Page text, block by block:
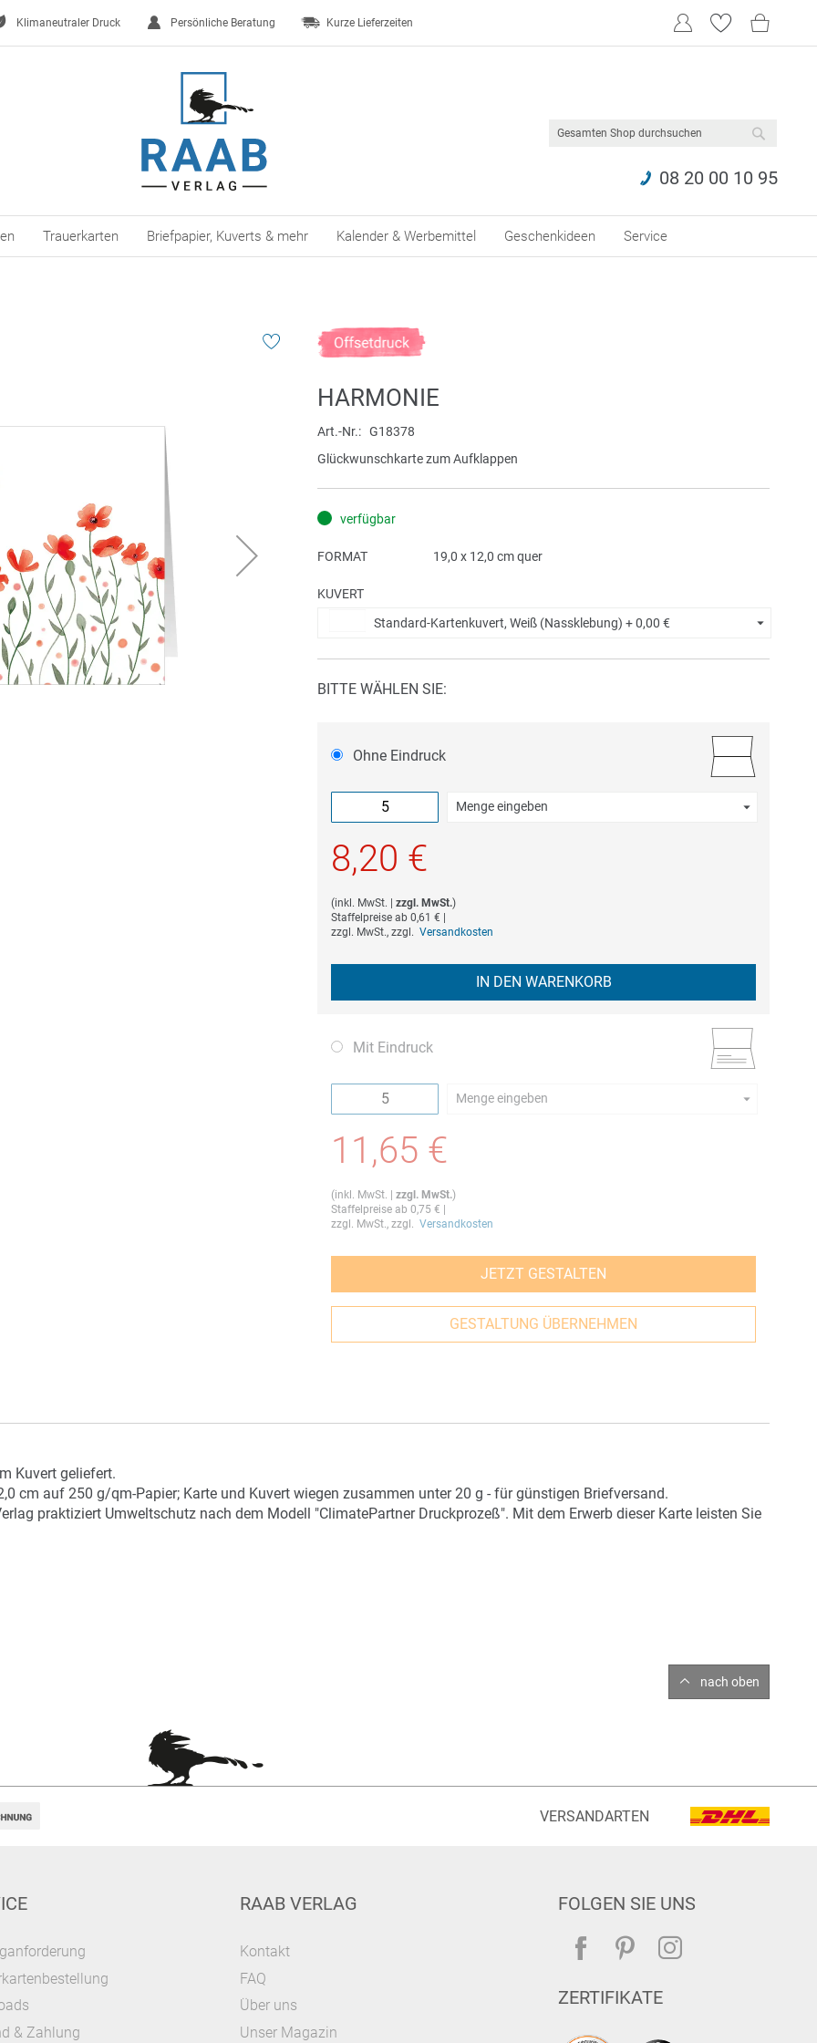
Klimaneutraler Druck Persönliche Beratung Kurze Lieferzeiten
08 20 00 10 95
Trauerkarten Briefpapier, Kuverts & mehr Kalender & Werbemittel Geschenkideen Service
HARMONIE
Art.-Nr.
G18378
Glückwunschkarte zum Aufklappen
verfügbar
FORMAT 19,0 x 12,0 cm quer
KUVERT
Standard-Kartenkuvert, Weiß (Nassklebung) +0,00 €
BITTE WÄHLEN SIE:
Ohne Eindruck
Menge eingeben
8,20 €
(inkl. MwSt. | zzgl. MwSt.)
Staffelpreise ab 0,61 € |
zzgl. MwSt., zzgl. Versandkosten
IN DEN WARENKORB
Mit Eindruck
Menge eingeben
11,65 €
(inkl. MwSt. | zzgl. MwSt.)
Staffelpreise ab 0,75 € |
zzgl. MwSt., zzgl. Versandkosten
JETZT GESTALTEN
GESTALTUNG ÜBERNEHMEN
Kuvert geliefert.
cm auf 250 g/qm-Papier; Karte und Kuvert wiegen zusammen unter 20 g - für günstigen Briefversand.
praktiziert Umweltschutz nach dem Modell "ClimatePartner Druckprozeß". Mit dem Erwerb dieser Karte leisten Sie
nach oben
VERSANDARTEN
& Zahlung
RAAB VERLAG
Kontakt
FAQ
Über uns
Unser Magazin
FOLGEN SIE UNS
ZERTIFIKATE